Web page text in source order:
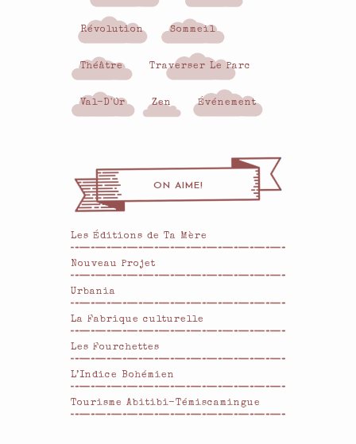
Révolution Sommeil
Théâtre Traverser Le Parc
Val-D'Or Zen Événement
ON AIME!
Les Éditions de Ta Mère
Nouveau Projet
Urbania
La Fabrique culturelle
Les Fourchettes
L’Indice Bohémien
Tourisme Abitibi-Témiscamingue